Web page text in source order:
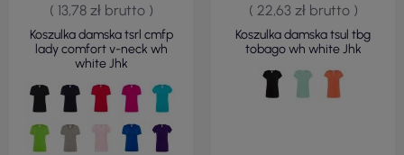
( 13,78 zł brutto )
Koszulka damska tsrl cmfp
lady comfort v-neck wh
white Jhk
( 22,63 zł brutto )
Koszulka damska tsul tbg
tobago wh white Jhk